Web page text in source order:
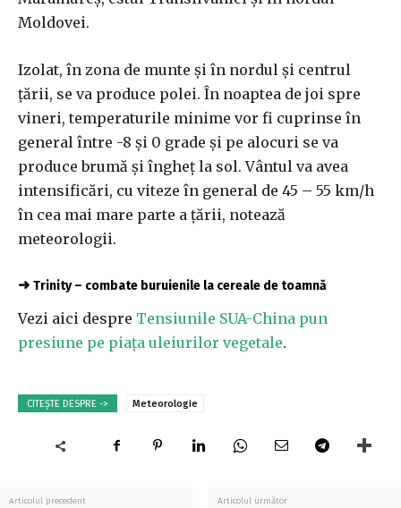
Moldovei.
Izolat, în zona de munte şi în nordul şi centrul
ţării, se va produce polei. În noaptea de joi spre
vineri, temperaturile minime vor fi cuprinse în
general între -8 şi 0 grade şi pe alocuri se va
produce brumă şi îngheţ la sol. Vântul va avea
intensificări, cu viteze în general de 45 – 55 km/h
în cea mai mare parte a ţării, notează
meteorologii.
➜ Trinity – combate buruienile la cereale de toamnă
Vezi aici despre Tensiunile SUA-China pun
presiune pe piața uleiurilor vegetale.
CITEȘTE DESPRE -> Meteorologie
Articolul precedent Articolul următor